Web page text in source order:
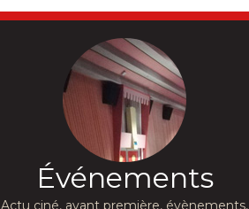
Événements
Actu ciné, avant première, évènements,